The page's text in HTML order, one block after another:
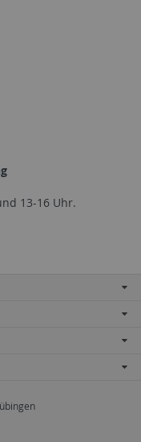
13-16 Uhr.